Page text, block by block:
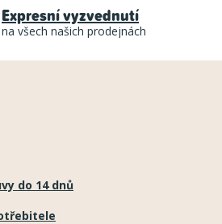
Expresní vyzvednutí
na všech našich prodejnách
do 14 dnů